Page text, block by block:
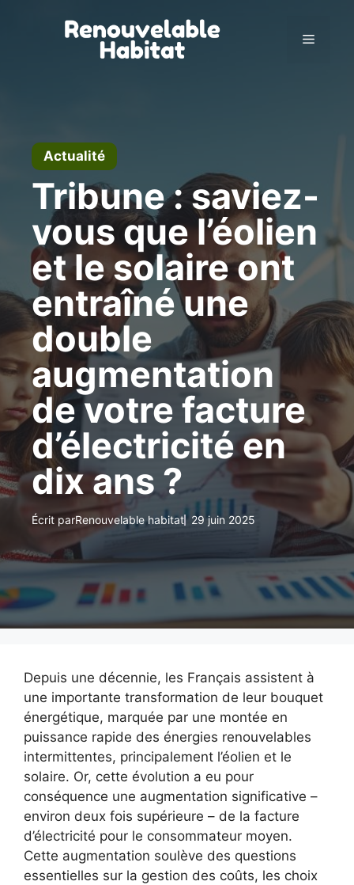
Menu
Actualité
Tribune : saviez-
vous que l’éolien
et le solaire ont
entraîné une
double
augmentation
de votre facture
d’électricité en
dix ans ?
Écrit parRenouvelable habitat 29 juin 2025
Depuis une décennie, les Français assistent à
une importante transformation de leur bouquet
énergétique, marquée par une montée en
puissance rapide des énergies renouvelables
intermittentes, principalement l’éolien et le
solaire. Or, cette évolution a eu pour
conséquence une augmentation significative –
environ deux fois supérieure – de la facture
d’électricité pour le consommateur moyen.
Cette augmentation soulève des questions
essentielles sur la gestion des coûts, les choix